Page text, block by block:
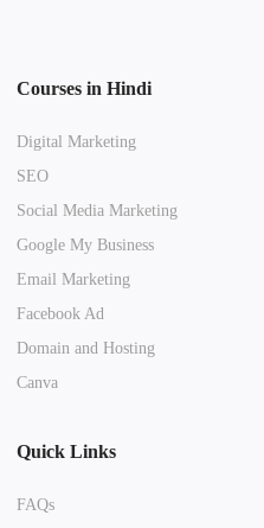
Courses in Hindi
Digital Marketing
SEO
Social Media Marketing
Google My Business
Email Marketing
Facebook Ad
Domain and Hosting
Canva
Quick Links
FAQs